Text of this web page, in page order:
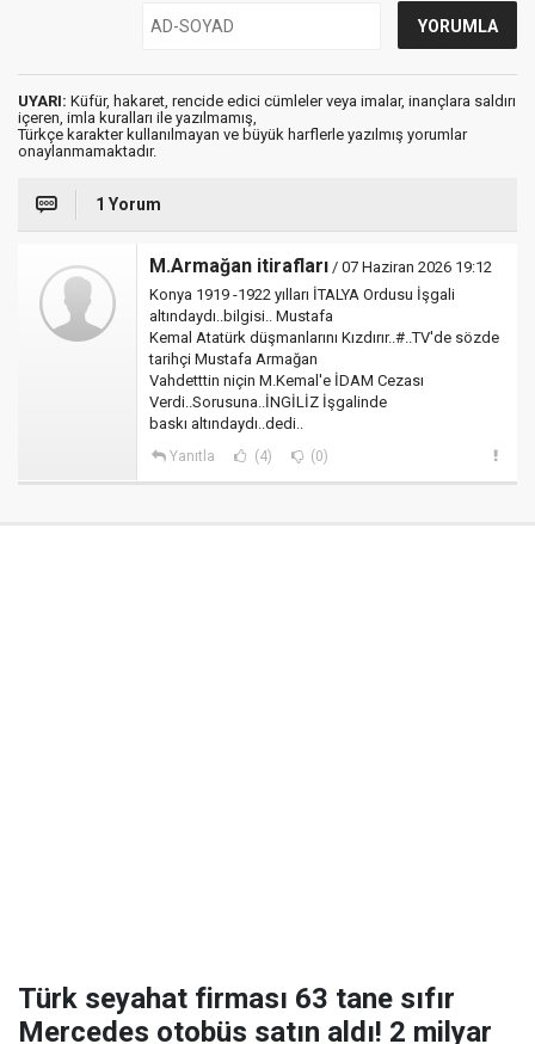
UYARI: Küfür, hakaret, rencide edici cümleler veya imalar, inançlara saldırı
içeren, imla kuralları ile yazılmamış,
Türkçe karakter kullanılmayan ve büyük harflerle yazılmış yorumlar
onaylanmamaktadır.
1 Yorum
M.Armağan itirafları / 07 Haziran 2026 19:12
Konya 1919 -1922 yılları İTALYA Ordusu İşgali
altındaydı..bilgisi.. Mustafa
Kemal Atatürk düşmanlarını Kızdırır..#..TV'de sözde
tarihçi Mustafa Armağan
Vahdetttin niçin M.Kemal'e İDAM Cezası
Verdi..Sorusuna..İNGİLİZ İşgalinde
baskı altındaydı..dedi..
Yanıtla (4) (0)
Türk seyahat firması 63 tane sıfır
Mercedes otobüs satın aldı! 2 milyar